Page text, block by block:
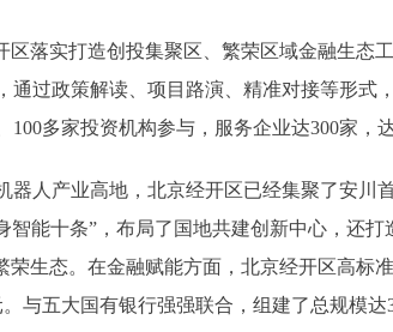
实打造创投集聚区、繁荣区域金融生态工
过政策解读、项目路演、精准对接等形
多家投资机构参与，服务企业达300家，
产业高地，北京经开区已经集聚了安川
智能十条”，布局了国地共建创新中心，还
生态。在金融赋能方面，北京经开区高标
与五大国有银行强强联合，组建了总规模